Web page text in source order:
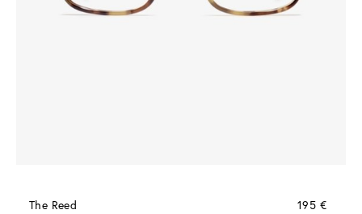
The Reed
195 €